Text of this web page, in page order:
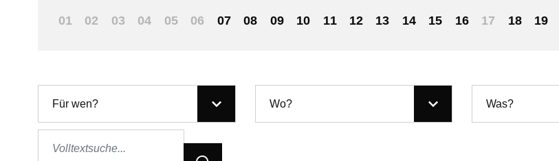
01 02 03 04 05 06 07 08 09 10 11 12 13 14 15 16 17 18 19
Für wen? Wo? Was?